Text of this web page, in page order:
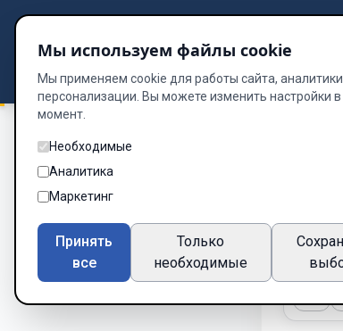
DzenWay Библиотека
Глава 6 из
Мы используем файлы cookie
Мы применяем cookie для работы сайта,
персонализации. Вы можете изменить настройки
момент.
Необходимые
Аналитика
Маркетинг
Принять
все
Только
необходимые